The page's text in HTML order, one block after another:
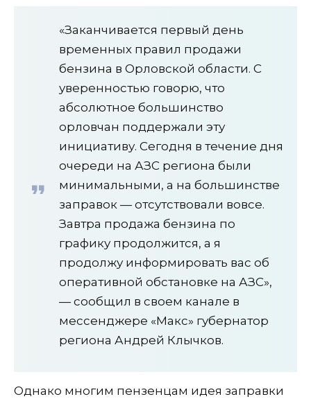
«Заканчивается первый день
временных правил продажи
бензина в Орловской области. С
уверенностью говорю, что
абсолютное большинство
орловчан поддержали эту
инициативу. Сегодня в течение дня
очереди на АЗС региона были
минимальными, а на большинстве
заправок — отсутствовали вовсе.
Завтра продажа бензина по
графику продолжится, а я
продолжу информировать вас об
оперативной обстановке на АЗС»,
— сообщил в своем канале в
мессенджере «Макс» губернатор
региона Андрей Клычков.
Однако многим пензенцам идея заправки